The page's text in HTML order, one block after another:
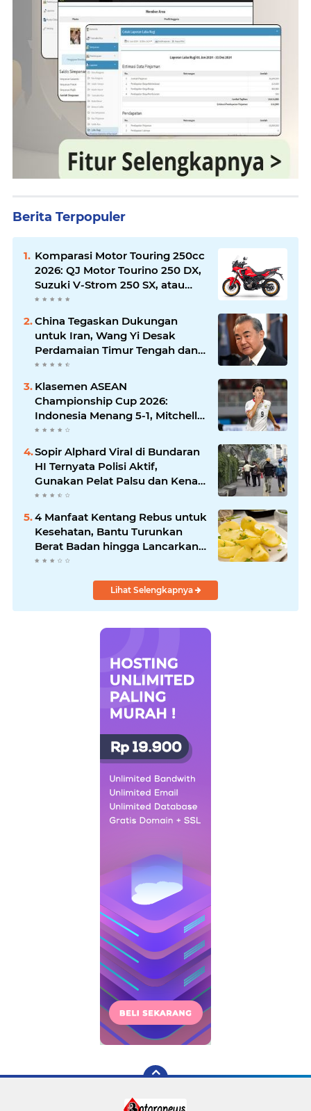
Berita Terpopuler
Komparasi Motor Touring 250cc
2026: QJ Motor Tourino 250 DX,
Suzuki V-Strom 250 SX, atau
Kawasaki Versys-X 250?
China Tegaskan Dukungan
untuk Iran, Wang Yi Desak
Perdamaian Timur Tengah dan
Soroti Ketegangan dengan AS
Klasemen ASEAN
Championship Cup 2026:
Indonesia Menang 5-1, Mitchell
Baker Hattrick dan Puncaki Top
Skor
Sopir Alphard Viral di Bundaran
HI Ternyata Polisi Aktif,
Gunakan Pelat Palsu dan Kena
Tilang
4 Manfaat Kentang Rebus untuk
Kesehatan, Bantu Turunkan
Berat Badan hingga Lancarkan
Pencernaan
Lihat Selengkapnya